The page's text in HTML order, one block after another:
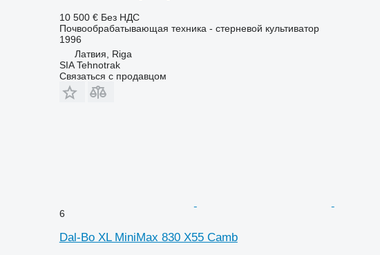
10 500 € Без НДС
Почвообрабатывающая техника - стерневой культиватор
1996
Латвия, Riga
SIA Tehnotrak
Связаться с продавцом
6
Dal-Bo XL MiniMax 830 X55 Camb